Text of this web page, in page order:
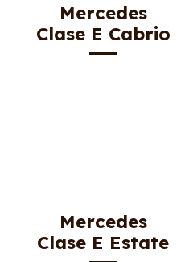
Mercedes
Clase E Cabrio
Mercedes
Clase E Estate